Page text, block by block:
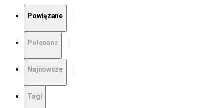
Powiązane
Polecane
Najnowsze
Tagi